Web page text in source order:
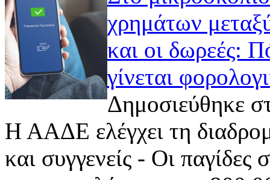
χρημάτων
και οι δωρεές:
γίνεται
Δημοσιεύθηκε
Η ΑΑΔΕ ελέγχει τη
και συγγενείς - Οι παγίδες